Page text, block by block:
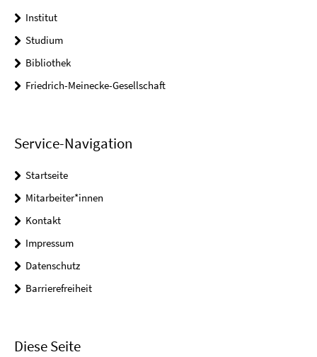
Institut
Studium
Bibliothek
Friedrich-Meinecke-Gesellschaft
Service-Navigation
Startseite
Mitarbeiter*innen
Kontakt
Impressum
Datenschutz
Barrierefreiheit
Diese Seite